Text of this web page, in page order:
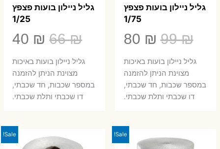
גליל ניילון בועות פצפץ
1/75
99₪
המחיר
המקורי
היה:
99 ₪.
80 ₪
הנוכחיגליל ניילון בועות באיכות
מצוינת הניתן להזמנה
במספר שכבות, חד שכבתי,
דו שכבתי ותלת שכבתי.
גליל ניילון בועות פצפץ
1/25
66₪
המחיר
המקורי
היה:
66 ₪.
40 ₪
₪.
גליל ניילון בועות באיכות
מצוינת הניתן להזמנה
במספר שכבות, חד שכבתי,
דו שכבתי ותלת שכבתי.
Sale!
Sale!